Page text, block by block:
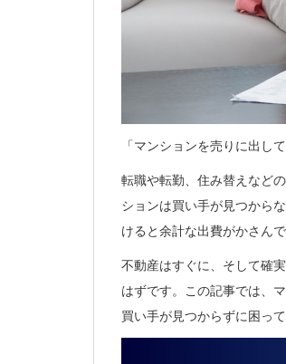
「マンションを売りに出し
転職や転勤、住み替えなど
ションは買い手が見つから
けると余計な出費がかさんで
不動産はすぐに、そして確
はずです。この記事では、
買い手が見つからずに困っ